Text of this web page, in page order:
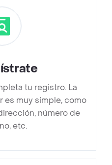
tu registro. La
es muy simple, como
número de
etc.